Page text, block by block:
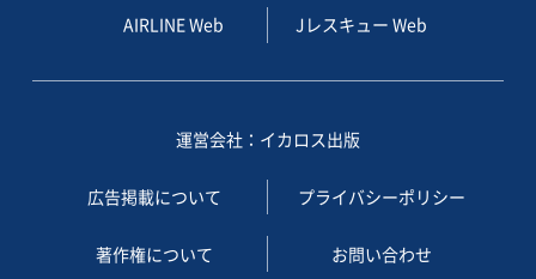
AIRLINE Web Jレスキュー Web
運営会社：イカロス出版
広告掲載について プライバシーポリシー
著作権について お問い合わせ